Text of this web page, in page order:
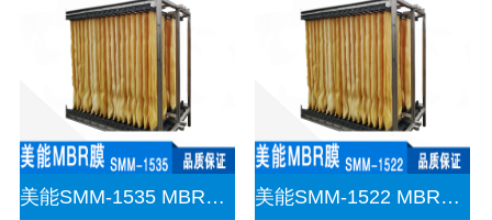
美能SMM-1535 MBR帘式膜 美能SMM-1522 MBR帘式膜